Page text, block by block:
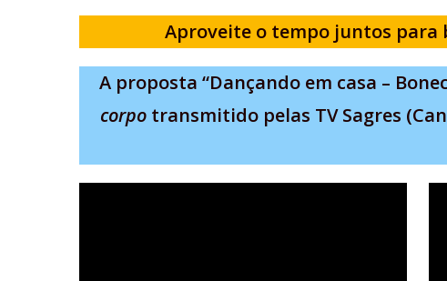
Aproveite o tempo juntos para
A proposta “Dançando em casa –
corpo transmitido pelas TV Sagres